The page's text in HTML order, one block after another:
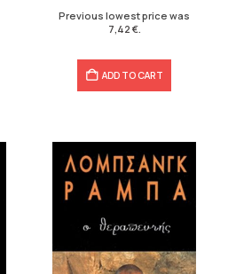
Previous lowest price was
7,42 €.
ADD TO CART